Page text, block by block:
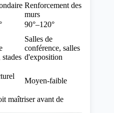
Renforcement des
murs
90°–120°
Salles de
conférence, salles
d'exposition
Moyen-faible
maîtriser avant de